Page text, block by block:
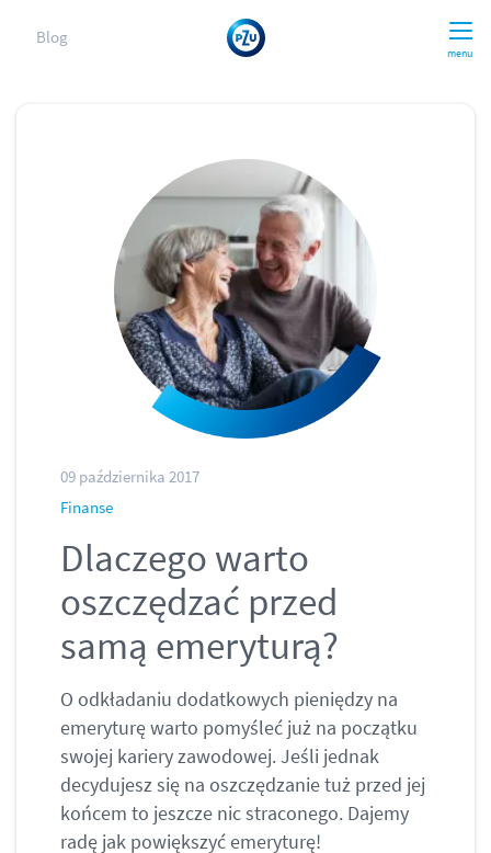
menu
Blog
09 października 2017
Finanse
Dlaczego warto
oszczędzać przed
samą emeryturą?
O odkładaniu dodatkowych pieniędzy na
emeryturę warto pomyśleć już na początku
swojej kariery zawodowej. Jeśli jednak
decydujesz się na oszczędzanie tuż przed jej
końcem to jeszcze nic straconego. Dajemy
radę jak powiększyć emeryturę!